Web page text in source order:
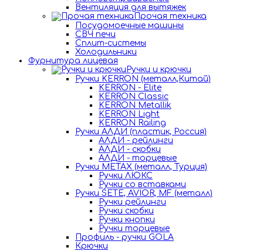
Вентиляция для вытяжек
Прочая техника
Посудомоечные машины
СВЧ печи
Сплит-системы
Холодильники
Фурнитура лицевая
Ручки и крючки
Ручки KERRON (металл,Китай)
KERRON - Elite
KERRON Classic
KERRON Metallik
KERRON Light
KERRON Railing
Ручки АЛДИ (пластик, Россия)
АЛДИ - рейлинги
АЛДИ - скобки
АЛДИ - торцевые
Ручки METAX (металл, Турция)
Ручки ЛЮКС
Ручки со вставками
Ручки SETE, AVIOR, MF (металл)
Ручки рейлинги
Ручки скобки
Ручки кнопки
Ручки торцевые
Профиль - ручки GOLA
Крючки